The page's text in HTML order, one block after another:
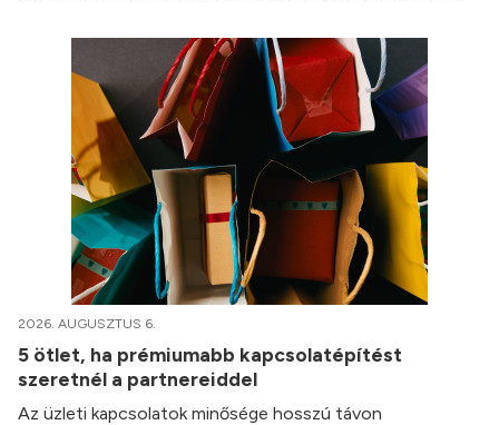
2026. AUGUSZTUS 6.
5 ötlet, ha prémiumabb kapcsolatépítést
szeretnél a partnereiddel
Az üzleti kapcsolatok minősége hosszú távon